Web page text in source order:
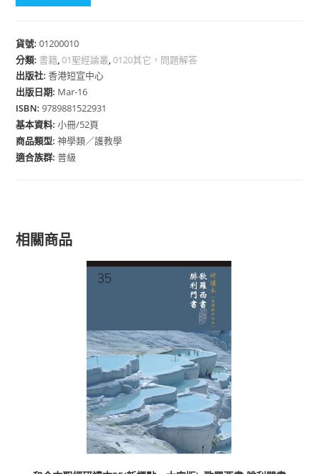
貨號:01200010
分類: 書籍,01聖經論叢,0120其它，問題解答
出版社:香港短宣中心
出版日期: Mar-16
ISBN:9789881522931
基本資料:小冊/52頁
商品類型:神學類／護教學
適合族群:普級
相關商品